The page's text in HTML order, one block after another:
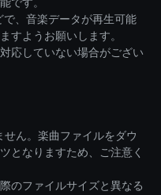
、音楽データが再生可能
すようお願いします。
応していない場合がござい
せん。楽曲ファイルをダウ
となりますため、ご注意く
のファイルサイズと異なる